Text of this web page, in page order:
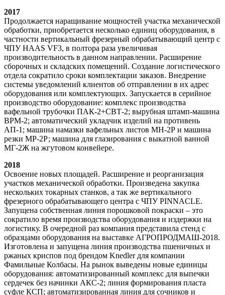
2017
Продолжается наращивание мощностей участка механической
обработки, приобретается несколько единиц оборудования, в
частности вертикальный фрезерный обрабатывающий центр с
ЧПУ HAAS VF3, в полтора раза увеличивая
производительность в данном направлении. Расширение
сборочных и складских помещений. Создание логистического
отдела сократило сроки комплектации заказов. Внедрение
системы уведомлений клиентов об отправлении в их адрес
оборудования или комплектующих. Запускается в серийное
производство оборудование: комплекс производства
вафельной трубочки ПАК-2+СВТ-2; вырубная штамп-машина
ВРМ-2; автоматический укладчик изделий на противень
АП-1; машина намазки вафельных листов МН-2Р и машина
резки МР-2Р; машина для глазирования с выкатной ванной
МГ-2Ж на жгутовом конвейере.
2018
Освоение новых площадей. Расширение и реорганизация
участков механической обработки. Произведена закупка
нескольких токарных станков, а так же вертикального
фрезерного обрабатывающего центра с ЧПУ PINNACLE.
Запущена собственная линия порошковой покраски – это
сократило время производства оборудования и издержки на
логистику. В очередной раз компания представила стенд с
образцами оборудования на выставке АГРОПРОДМАШ-2018.
Изготовлена и запущена линия производства пшеничных и
ржаных криспов под брендом Knedler для компании
Фамильные Колбасы. На рынок выведены новые единицы
оборудования: автоматизированный комплекс для выпечки
сердечек без начинки АКС-2; линия формирования пласта
суфле КСП; автоматизированная линия для сочников и